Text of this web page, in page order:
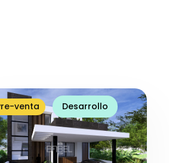
venta Desarrollo